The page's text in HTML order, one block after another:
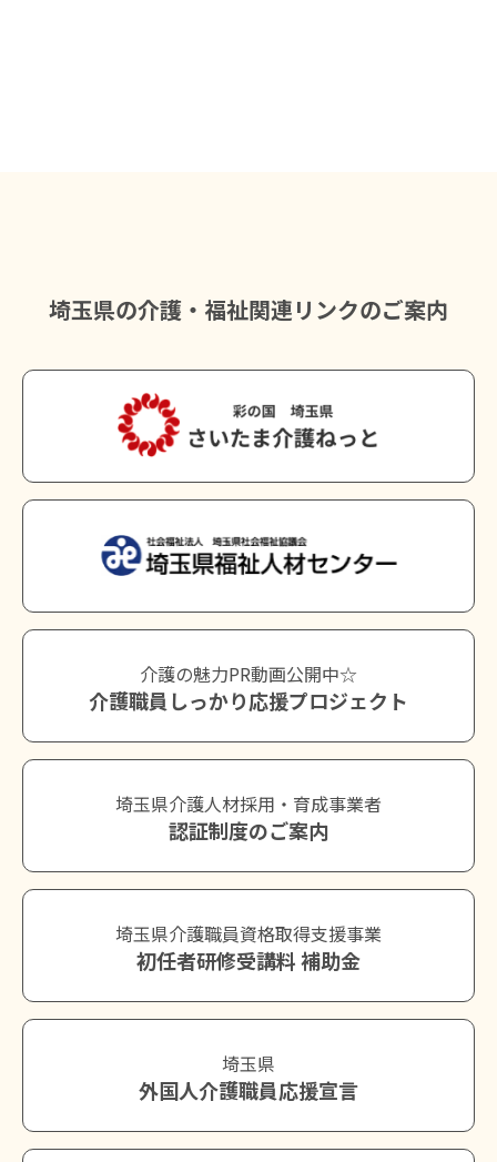
埼玉県の介護・福祉関連リンクのご案内
介護の魅力PR動画公開中☆
介護職員しっかり応援プロジェクト
埼玉県介護人材採用・育成事業者
認証制度のご案内
埼玉県介護職員資格取得支援事業
初任者研修受講料 補助金
埼玉県
外国人介護職員応援宣言